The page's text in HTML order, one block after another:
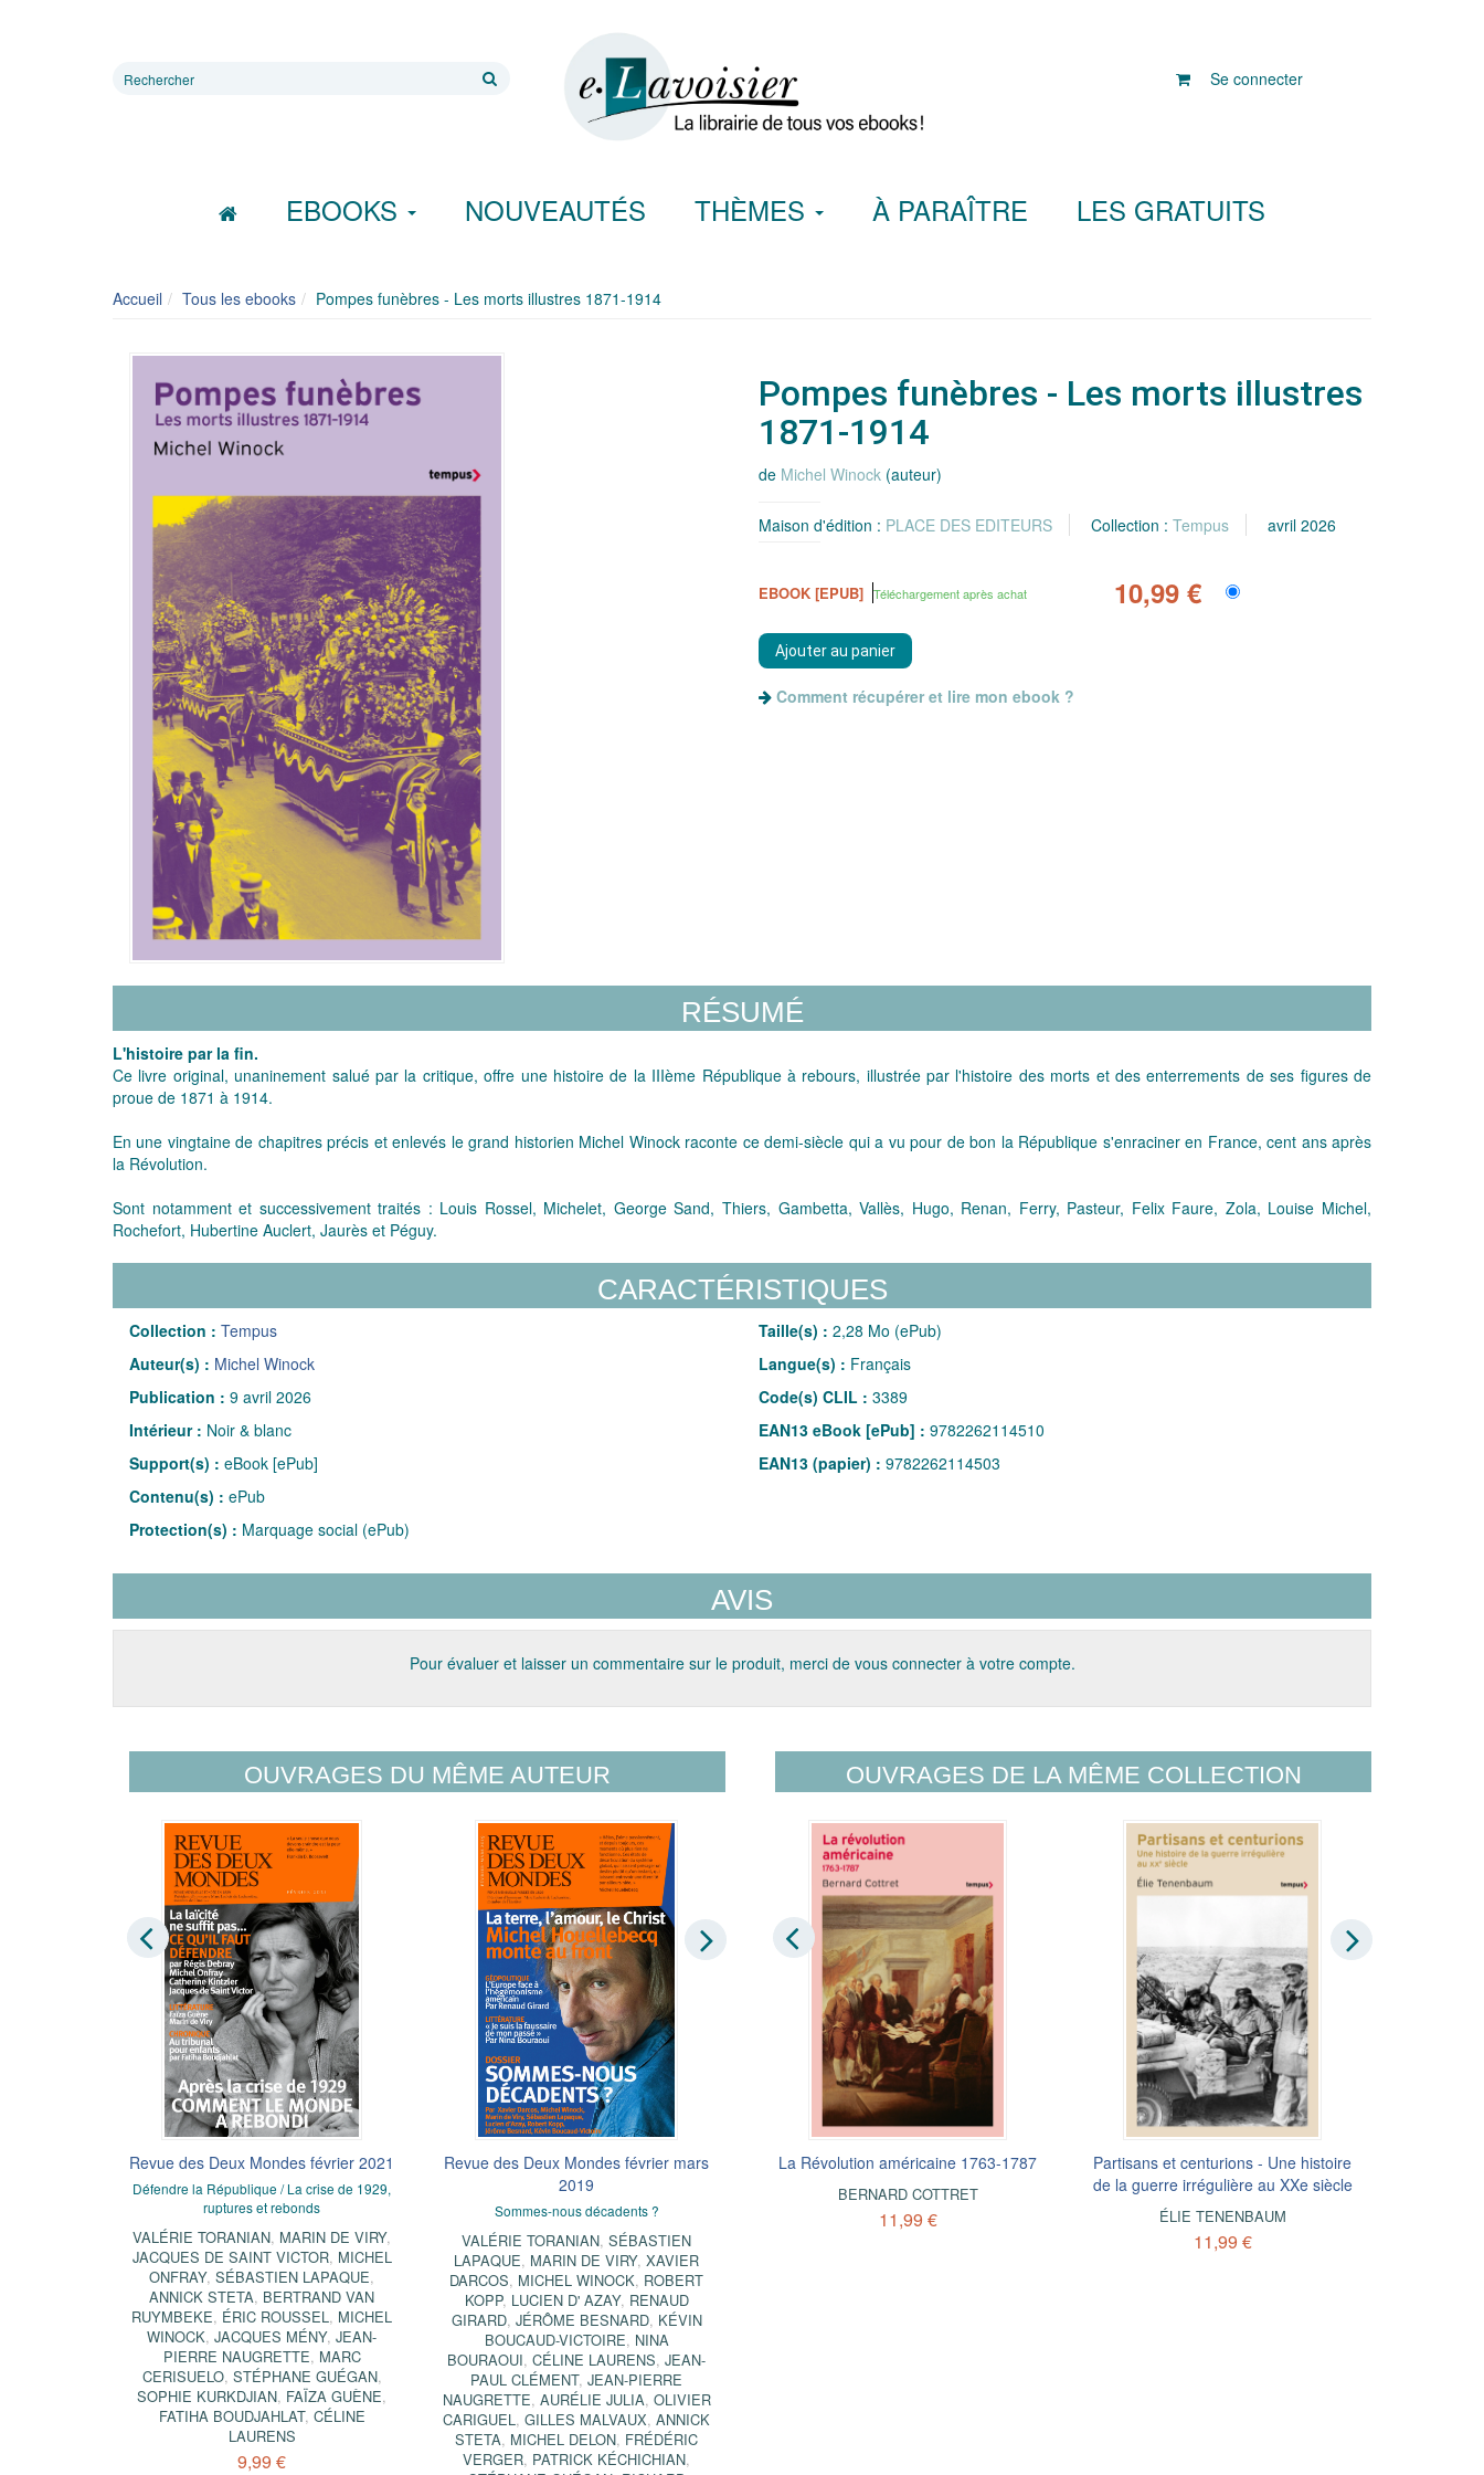
Rechercher
Se connecter
EBOOKS NOUVEAUTÉS THÈMES À PARAÎTRE LES GRATUITS
Accueil Tous les ebooks Pompes funèbres - Les morts illustres 1871-1914
Pompes funèbres - Les morts illustres
1871-1914
de Michel Winock (auteur)
Maison d'édition : PLACE DES EDITEURS Collection : Tempus avril 2026
EBOOK [EPUB] Téléchargement après achat 10,99 €
Comment récupérer et lire mon ebook ?
RÉSUMÉ
L'histoire par la fin.
Ce livre original, unaninement salué par la critique, offre une histoire de la IIIème République à rebours, illustrée par l'histoire des morts et des enterrements de ses figures de
proue de 1871 à 1914.
En une vingtaine de chapitres précis et enlevés le grand historien Michel Winock raconte ce demi-siècle qui a vu pour de bon la République s'enraciner en France, cent ans après
la Révolution.
Sont notamment et successivement traités : Louis Rossel, Michelet, George Sand, Thiers, Gambetta, Vallès, Hugo, Renan, Ferry, Pasteur, Felix Faure, Zola, Louise Michel,
Rochefort, Hubertine Auclert, Jaurès et Péguy.
CARACTÉRISTIQUES
Collection : Tempus
Auteur(s) : Michel Winock
Publication : 9 avril 2026
Intérieur : Noir & blanc
Support(s) : eBook [ePub]
Contenu(s) : ePub
Protection(s) : Marquage social (ePub)
Taille(s) : 2,28 Mo (ePub)
Langue(s) : Français
Code(s) CLIL : 3389
EAN13 eBook [ePub] : 9782262114510
EAN13 (papier) : 9782262114503
AVIS
Pour évaluer et laisser un commentaire sur le produit, merci de vous connecter à votre compte.
OUVRAGES DU MÊME AUTEUR
Revue des Deux Mondes février 2021
Défendre la République / La crise de 1929,
ruptures et rebonds
VALÉRIE TORANIAN, MARIN DE VIRY,
JACQUES DE SAINT VICTOR, MICHEL
ONFRAY, SÉBASTIEN LAPAQUE,
ANNICK STETA, BERTRAND VAN
RUYMBEKE, ÉRIC ROUSSEL, MICHEL
WINOCK, JACQUES MÉNY, JEAN-
PIERRE NAUGRETTE, MARC
CERISUELO, STÉPHANE GUÉGAN,
SOPHIE KURKDJIAN, FAÏZA GUÈNE,
FATIHA BOUDJAHLAT, CÉLINE
LAURENS
9,99 €
Revue des Deux Mondes février mars
2019
Sommes-nous décadents ?
VALÉRIE TORANIAN, SÉBASTIEN
LAPAQUE, MARIN DE VIRY, XAVIER
DARCOS, MICHEL WINOCK, ROBERT
KOPP, LUCIEN D' AZAY, RENAUD
GIRARD, JÉRÔME BESNARD, KÉVIN
BOUCAUD-VICTOIRE, NINA
BOURAOUI, CÉLINE LAURENS, JEAN-
PAUL CLÉMENT, JEAN-PIERRE
NAUGRETTE, AURÉLIE JULIA, OLIVIER
CARIGUEL, GILLES MALVAUX, ANNICK
STETA, MICHEL DELON, FRÉDÉRIC
VERGER, PATRICK KÉCHICHIAN,
Victor Hugo dans l'arène politique
MICHEL WINOCK
8,99 €
Les Communards
MICHEL WINOCK,JEAN-PIERRE
AZÉMA
9,99 €
OUVRAGES DE LA MÊME COLLECTION
Une histoire de la marine de guerre
française
RÉMI MONAQUE
10,99 €
Le défi de gouverner - La Gauche et
le pouvoir de l'affaire Dreyfus jusqu'à
nos jours
FRANÇOIS HOLLANDE
9,99 €
La Révolution américaine 1763-1787
BERNARD COTTRET
11,99 €
Partisans et centurions - Une histoire
de la guerre irrégulière au XXe siècle
ÉLIE TENENBAUM
11,99 €